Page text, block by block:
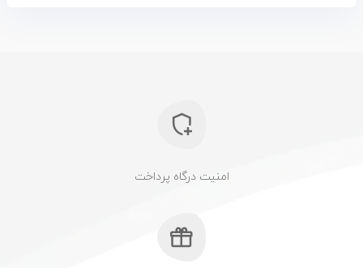
امنیت درگاه پرداخت